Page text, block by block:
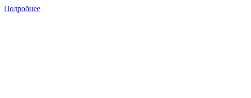
Подробнее